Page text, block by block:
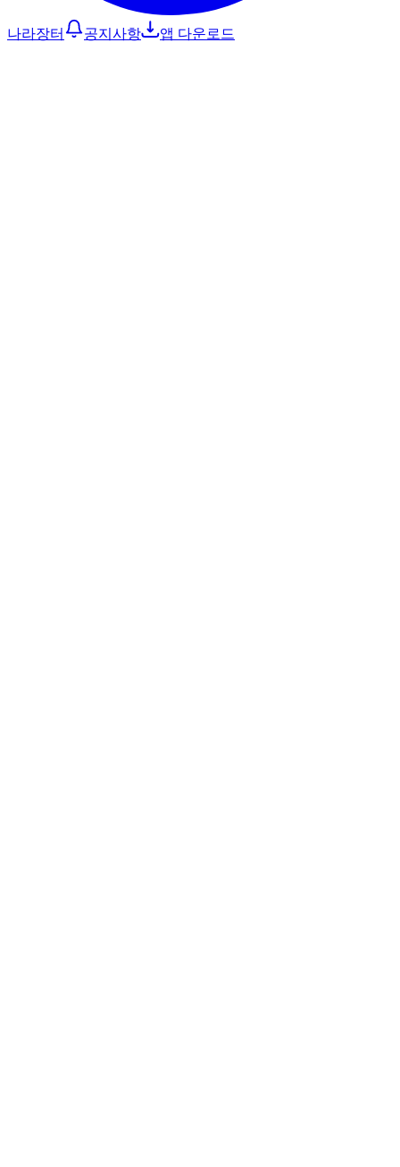
나라장터 공지사항 앱 다운로드